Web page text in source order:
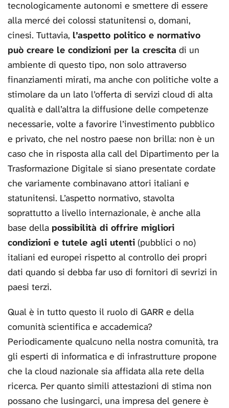
tecnologicamente autonomi e smettere di essere
alla mercé dei colossi statunitensi o, domani,
cinesi. Tuttavia, l’aspetto politico e normativo
può creare le condizioni per la crescita di un
ambiente di questo tipo, non solo attraverso
finanziamenti mirati, ma anche con politiche volte a
stimolare da un lato l’offerta di servizi cloud di alta
qualità e dall’altra la diffusione delle competenze
necessarie, volte a favorire l’investimento pubblico
e privato, che nel nostro paese non brilla: non è un
caso che in risposta alla call del Dipartimento per la
Trasformazione Digitale si siano presentate cordate
che variamente combinavano attori italiani e
statunitensi. L’aspetto normativo, stavolta
soprattutto a livello internazionale, è anche alla
base della possibilità di offrire migliori
condizioni e tutele agli utenti (pubblici o no)
italiani ed europei rispetto al controllo dei propri
dati quando si debba far uso di fornitori di sevrizi in
paesi terzi.
Qual è in tutto questo il ruolo di GARR e della
comunità scientifica e accademica?
Periodicamente qualcuno nella nostra comunità, tra
gli esperti di informatica e di infrastrutture propone
che la cloud nazionale sia affidata alla rete della
ricerca. Per quanto simili attestazioni di stima non
possano che lusingarci, una impresa del genere è